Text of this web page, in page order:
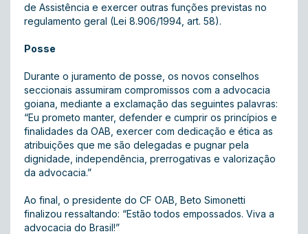
de Assistência e exercer outras funções previstas no
regulamento geral (Lei 8.906/1994, art. 58).
Posse
Durante o juramento de posse, os novos conselhos
seccionais assumiram compromissos com a advocacia
goiana, mediante a exclamação das seguintes palavras:
“Eu prometo manter, defender e cumprir os princípios e
finalidades da OAB, exercer com dedicação e ética as
atribuições que me são delegadas e pugnar pela
dignidade, independência, prerrogativas e valorização
da advocacia.”
Ao final, o presidente do CF OAB, Beto Simonetti
finalizou ressaltando: “Estão todos empossados. Viva a
advocacia do Brasil!”